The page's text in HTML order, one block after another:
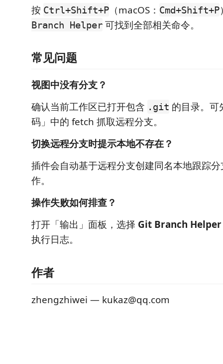
按 Ctrl+Shift+P （macOS： Cmd+Shift+P
Branch Helper 可找到全部相关命令。
常见问题
视图中没有分支？
确认当前工作区已打开包含 .git 的目录。可
码」中的 fetch 抓取远程分支。
切换远程分支时提示本地不存在？
插件会自动基于远程分支创建同名本地跟踪
作。
操作失败如何排查？
打开「输出」面板，选择 Git Branch Helper
执行日志。
作者
zhengzhiwei — kukaz@qq.com